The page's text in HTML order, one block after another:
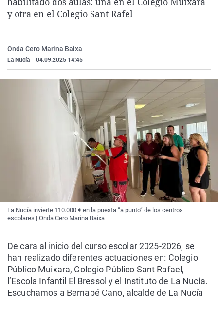
La rosa de los vientos
Como el perro y el
Caso
Equipo de
Extremadura
La Rioja
Virales
Elecciones
y otra en el Colegio Sant Rafel
Onda Cero Marina Baixa
La Nucía 04.09.2025 14:45
La Nucía invierte 110.000 € en la puesta “a punto” de los centros
escolares | Onda Cero Marina Baixa
De cara al inicio del curso escolar 2025-2026, se
han realizado diferentes actuaciones en: Colegio
Público Muixara, Colegio Público Sant Rafael,
l’Escola Infantil El Bressol y el Instituto de La Nucía.
Escuchamos a Bernabé Cano, alcalde de La Nucía